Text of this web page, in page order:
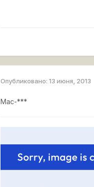
Опубликовано:13 июня, 2013
Мас-***